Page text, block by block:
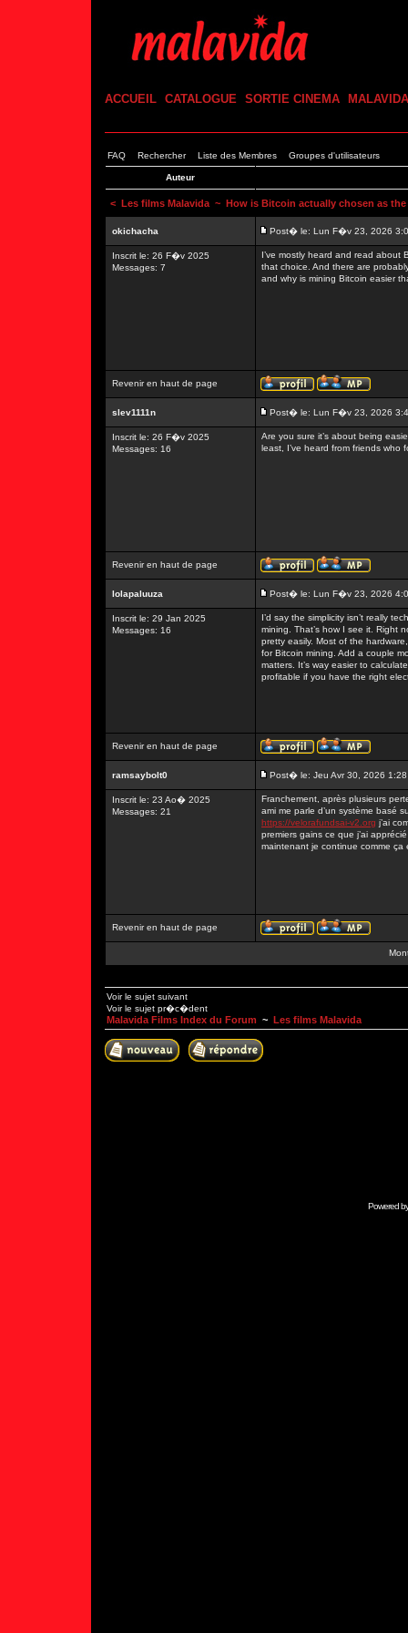
ACCUEIL CATALOGUE SORTIE CINEMA MALAVIDA
FAQ Rechercher Liste des Membres Groupes d'utilisateurs
Auteur
< Les films Malavida ~ How is Bitcoin actually chosen as
okichacha Post� le: Lun F�v 23, 2026
Inscrit le: 26 F�v 2025
Messages: 7
I’ve mostly heard and read about
that choice. And there are
and why is mining Bitcoin easier
Revenir en haut de page
slev1111n Post� le: Lun F�v 23, 2026
Inscrit le: 26 F�v 2025
Messages: 16
Are you sure it’s about being
least, I’ve heard from friends who
Revenir en haut de page
lolapaluuza Post� le: Lun F�v 23, 2026
Inscrit le: 29 Jan 2025
Messages: 16
I’d say the simplicity isn’t really
mining. That’s how I see it. Right
pretty easily. Most of the
for Bitcoin mining. Add a couple
matters. It’s way easier to
profitable if you have the right
Revenir en haut de page
ramsaybolt0 Post� le: Jeu Avr 30, 2026 1:28
Inscrit le: 23 Ao� 2025
Messages: 21
Franchement, après plusieurs
ami me parle d’un système basé
https://velorafundsai-v2.org j’ai
premiers gains ce que j’ai
maintenant je continue comme ça
Revenir en haut de page
Voir le sujet suivant
Voir le sujet pr�c�dent
Malavida Films Index du Forum ~ Les films Malavida
Powered